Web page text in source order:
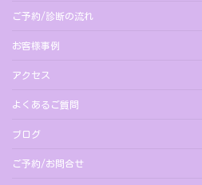
ご予約/診断の流れ
お客様事例
アクセス
よくあるご質問
ブログ
ご予約/お問合せ